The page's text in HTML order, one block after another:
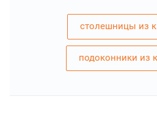
столешницы из
подоконники из